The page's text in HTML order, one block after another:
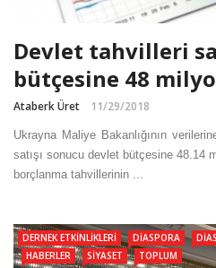
Devlet tahvilleri
bütçesine 48
Ataberk Üret 11/29/2018
Ukrayna Maliye Bakanlığının
satışı sonucu devlet bütçesine 48.14
borçlanma tahvillerinin ...
DERNEK ETKINLIKLERI DIASPORA
HABERLER
SIYASET TOPLUM